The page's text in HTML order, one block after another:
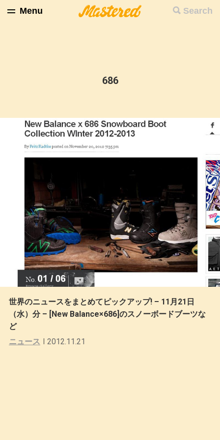
Search
Menu
686
世界のニュースをまとめてピックアップ! – 11月21日
（水）分 – [New Balance×686]のスノーボードブーツな
ど
ニュース
2012.11.21